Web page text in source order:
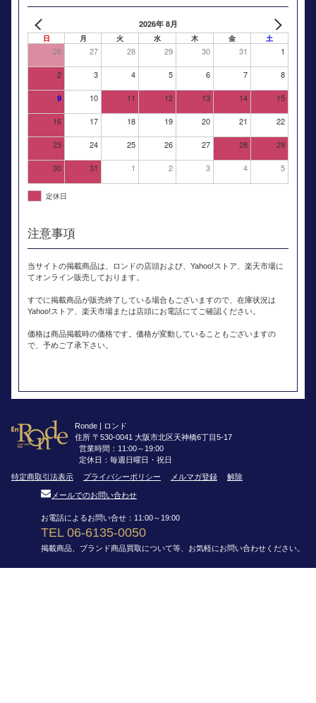
2026年 8月
日 月 火 水 木 金 土
26 27 28 29 30 31 1
2 3 4 5 6 7 8
9 10 11 12 13 14 15
16 17 18 19 20 21 22
23 24 25 26 27 28 29
30 31 1 2 3 4 5
定休日
注意事項
当サイトの掲載商品は、ロンドの店頭および、Yahoo!ストア、楽天市場に
てオンライン販売しております。
すでに掲載商品が販売終了している場合もございますので、在庫状況は
Yahoo!ストア、楽天市場または店頭にお電話にてご確認ください。
価格は商品掲載時の価格です。価格が変動していることもございますの
で、予めご了承下さい。
Ronde | ロンド
住所 〒530-0041 大阪市北区天神橋6丁目5-17
営業時間：11:00～19:00
定休日：毎週日曜日・祝日
特定商取引法表示
プライバシーポリシー メルマガ登録 解除
メールでのお問い合わせ
お電話によるお問い合せ：11:00～19:00
TEL 06-6135-0050
掲載商品、ブランド商品買取について等、お気軽にお問い合わせください。